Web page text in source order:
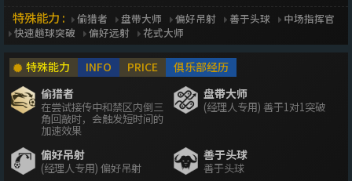
特殊能力 : 偷猎者 盘带大师 偏好吊射 善于头球
中场指挥官
快速趟球突破
偏好远射 花式大师
特殊能力 INFO PRICE
俱乐部经历
偷猎者
在尝试接传中和禁区内倒三
角回敲时，会触发短时间的
加速效果
盘带大师
(经理人专用) 善于1对1突破
偏好吊射
(经理人专用) 偏好吊射
善于头球
善于头球